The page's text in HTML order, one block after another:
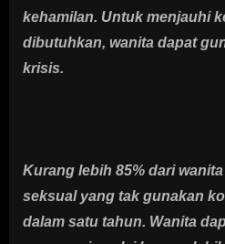
kehamilan. Untuk menjauhi
dibutuhkan, wanita dapat
krisis.
Kurang lebih 85% dari
seksual yang tak gunakan
dalam satu tahun. Wanita